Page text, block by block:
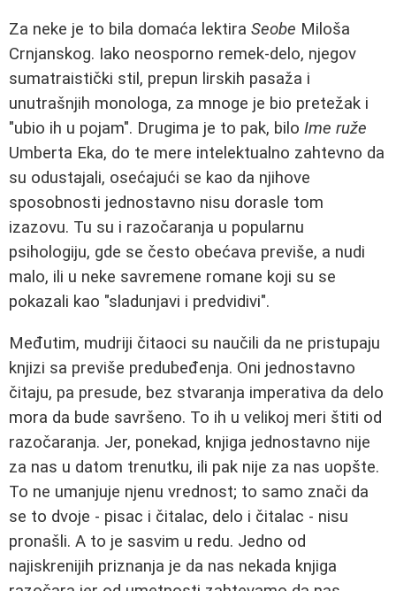
Za neke je to bila domaća lektira Seobe Miloša
Crnjanskog. Iako neosporno remek-delo, njegov
sumatraistički stil, prepun lirskih pasaža i
unutrašnjih monologa, za mnoge je bio pretežak i
"ubio ih u pojam". Drugima je to pak, bilo Ime ruže
Umberta Eka, do te mere intelektualno zahtevno da
su odustajali, osećajući se kao da njihove
sposobnosti jednostavno nisu dorasle tom
izazovu. Tu su i razočaranja u popularnu
psihologiju, gde se često obećava previše, a nudi
malo, ili u neke savremene romane koji su se
pokazali kao "sladunjavi i predvidivi".
Međutim, mudriji čitaoci su naučili da ne pristupaju
knjizi sa previše predubeđenja. Oni jednostavno
čitaju, pa presude, bez stvaranja imperativa da delo
mora da bude savršeno. To ih u velikoj meri štiti od
razočaranja. Jer, ponekad, knjiga jednostavno nije
za nas u datom trenutku, ili pak nije za nas uopšte.
To ne umanjuje njenu vrednost; to samo znači da
se to dvoje - pisac i čitalac, delo i čitalac - nisu
pronašli. A to je sasvim u redu. Jedno od
najiskrenijih priznanja je da nas nekada knjiga